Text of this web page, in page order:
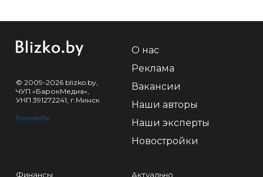
© 2009-2026 blizko.by,
ЧУП «БарокМедиа»,
УНП 391272241, г.Минск
Контакты
О нас
Реклама
Вакансии
Наши авторы
Наши эксперты
Новостройки
Финансы Актуально